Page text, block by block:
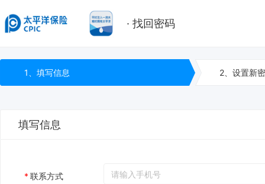
· 找回密码
1、填写信息 2、设置新
填写信息
* 联系方式